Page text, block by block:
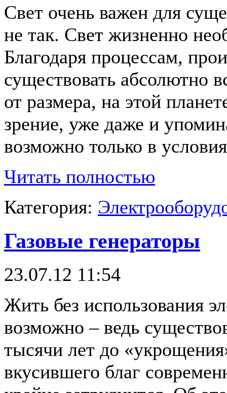
Свет очень важен для
не так. Свет жизненно
Благодаря процессам,
существовать абсолютно
от размера, на этой
зрение, уже даже и
возможно только в
Читать полностью
Категория:
Газовые генераторы
23.07.12 11:54
Жить без использования
возможно – ведь
тысячи лет до
вкусившего благ